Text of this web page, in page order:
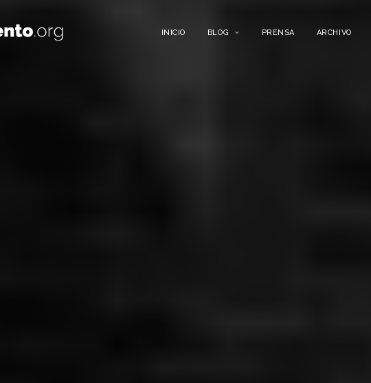
INICIO BLOG PRENSA ARCHIVO